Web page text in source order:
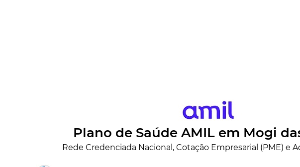
Plano de Saúde AMIL em Mogi
Rede Credenciada Nacional, Cotação Empresarial (PME) e